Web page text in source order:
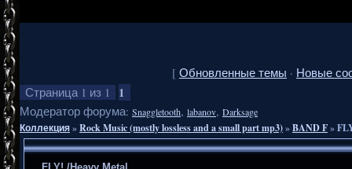
[ Обновленные темы · Новые
Страница 1 из 1 1
Модератор форума: Snaggletooth, labanov, Darksage
Коллекция»Rock Music (mostly lossless and a small part mp3)»BAND F»